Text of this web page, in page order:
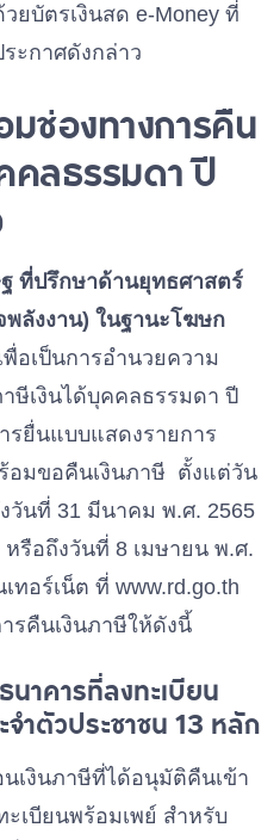
ยบัตรเงินสด e-Money ที่
ะกาศดังกล่าว
ช่องทางการคืน
คลธรรมดา ปี
ที่ปรึกษาด้านยุทธศาสตร์
ลังงาน) ในฐานะโฆษก
พื่อเป็นการอำนวยความ
ษีเงินได้บุคคลธรรมดา ปี
รยื่นแบบแสดงรายการ
อมขอคืนเงินภาษี ตั้งแต่วัน
วันที่ 31 มีนาคม พ.ศ. 2565
อถึงวันที่ 8 เมษายน พ.ศ.
อร์เน็ต ที่ www.rd.go.th
รคืนเงินภาษีให้ดังนี้
นาคารที่ลงทะเบียน
ำตัวประชาชน 13 หลัก
เงินภาษีที่ได้อนุมัติคืนเข้า
เบียนพร้อมเพย์ สำหรับ